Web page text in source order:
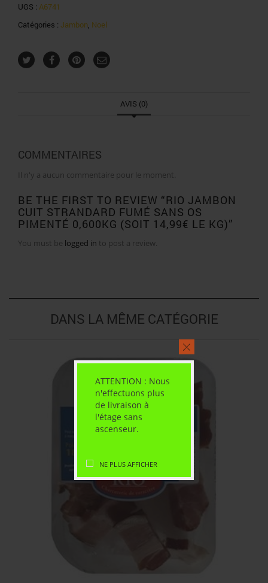
ATTENTION : Nous
n'effectuons plus
de livraison à
l'étage sans
ascenseur.
NE PLUS AFFICHER
UGS : A6741
Catégories : Jambon, Noel
AVIS (0)
COMMENTAIRES
Il n'y a aucun commentaire pour le moment.
BE THE FIRST TO REVIEW “RIO JAMBON
CUIT STRANDARD FUMÉ SANS OS
PIMENTÉ 0,600KG (SOIT 14,99€ LE KG)”
You must be logged in to post a review.
DANS LA MÊME CATÉGORIE